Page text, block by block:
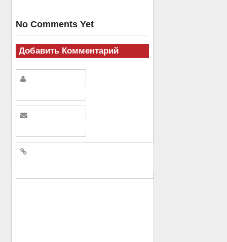
No Comments Yet
Добавить Комментарий